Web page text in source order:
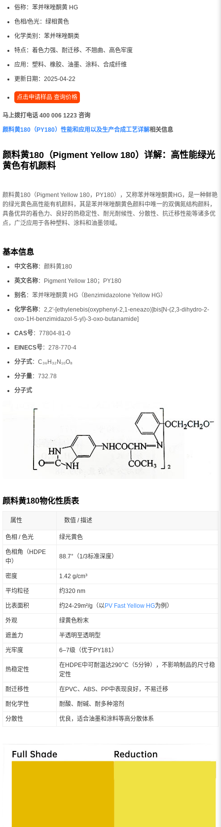
俗称： 苯并咪唑酮黄 HG
色相/色光： 绿相黄色
化学类别： 苯并咪唑酮类
特点： 着色力强、耐迁移、不翘曲、高色牢度
应用： 塑料、橡胶、油墨、涂料、合成纤维
更新日期： 2025-04-22
点击申请样品 查询价格
马上拨打电话 400 006 1223 咨询
颜料黄180（PY180）性能和应用以及生产合成工艺详解相关信息
颜料黄180（Pigment Yellow 180）详解：高性能绿光
黄色有机颜料
颜料黄180（Pigment Yellow 180，PY180），又称苯并咪唑酮黄HG，是一种鲜艳
的绿光黄色高性能有机颜料，其是苯并咪唑酮黄色颜料中唯一的双偶氮结构颜料，
具备优异的着色力、良好的热稳定性、耐光耐候性、分散性、抗迁移性能等诸多优
点，广泛应用于各种塑料、涂料和油墨领域。
基本信息
中文名称：颜料黄180
英文名称：Pigment Yellow 180；PY180
别名 ：苯并咪唑酮黄 HG（Benzimidazolone Yellow HG）
化学名称：2,2'-[ethylenebis(oxyphenyl-2,1-eneazo)]bis[N-(2,3-dihydro-2-
oxo-1H-benzimidazol-5-yl)-3-oxo-butanamide]
CAS号：77804-81-0
EINECS号：278-770-4
分子式：C₃₆H₃₂N₁₀O₈
分子量：732.78
分子式
颜料黄180物化性质表
属性 数值 / 描述
色相 / 色光 绿光黄色
色相角（HDPE
中）
88.7°（1/3标准深度）
密度 1.42 g/cm³
平均粒径 约320 nm
比表面积 约24-29m²/g（以PV Fast Yellow HG为例）
外观 绿黄色粉末
遮盖力 半透明至透明型
光牢度 6–7级（优于PY181）
热稳定性
在HDPE中可耐温达290°C（5分钟），不影响制品的尺寸稳
定性
耐迁移性 在PVC、ABS、PP中表现良好，不易迁移
耐化学性 耐酸、耐碱、耐多种溶剂
分散性 优良，适合油墨和涂料等高分散体系